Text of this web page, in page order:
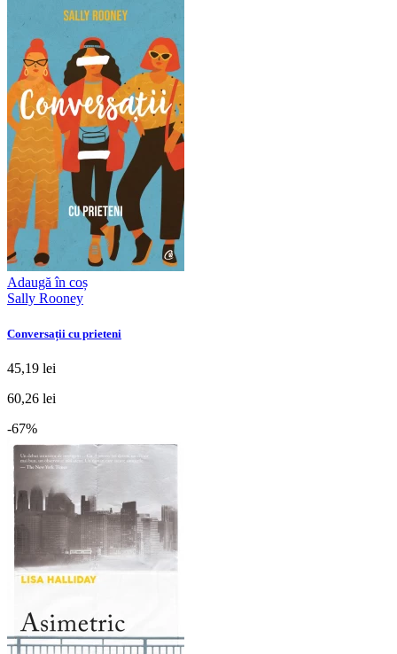
Adaugă în coș
Sally Rooney
Conversații cu prieteni
45,19 lei
60,26 lei
-67%